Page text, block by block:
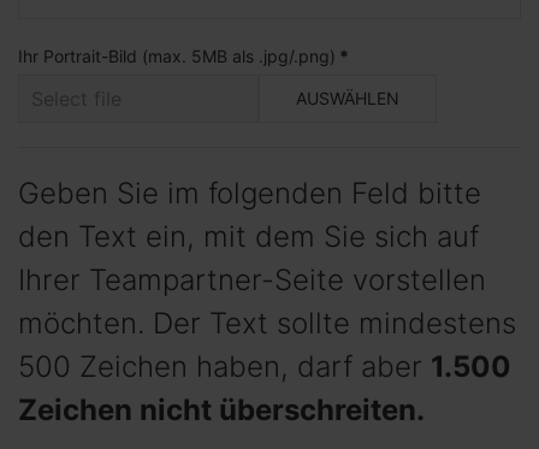
Ihr Portrait-Bild (max. 5MB als .jpg/.png) *
AUSWÄHLEN
Geben Sie im folgenden Feld bitte
den Text ein, mit dem Sie sich auf
Ihrer Teampartner-Seite vorstellen
möchten. Der Text sollte mindestens
500 Zeichen haben, darf aber 1.500
Zeichen nicht überschreiten.